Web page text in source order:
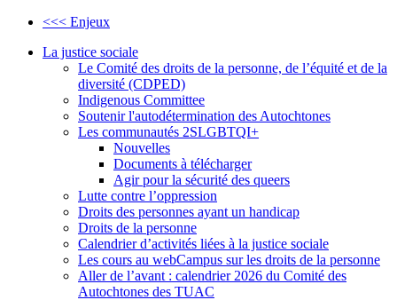
<<< Enjeux
La justice sociale
Le Comité des droits de la personne, de l’équité et de la
diversité (CDPED)
Indigenous Committee
Soutenir l'autodétermination des Autochtones
Les communautés 2SLGBTQI+
Nouvelles
Documents à télécharger
Agir pour la sécurité des queers
Lutte contre l’oppression
Droits des personnes ayant un handicap
Droits de la personne
Calendrier d’activités liées à la justice sociale
Les cours au webCampus sur les droits de la personne
Aller de l’avant : calendrier 2026 du Comité des
Autochtones des TUAC